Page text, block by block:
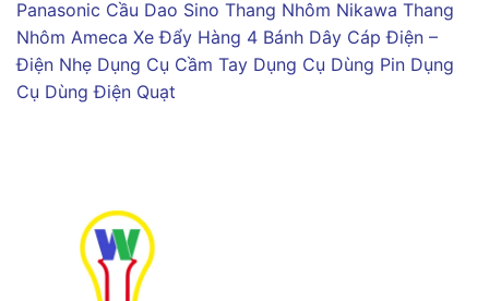
Panasonic Cầu Dao Sino Thang Nhôm Nikawa Thang
Nhôm Ameca Xe Đẩy Hàng 4 Bánh Dây Cáp Điện –
Điện Nhẹ Dụng Cụ Cầm Tay Dụng Cụ Dùng Pin Dụng
Cụ Dùng Điện Quạt